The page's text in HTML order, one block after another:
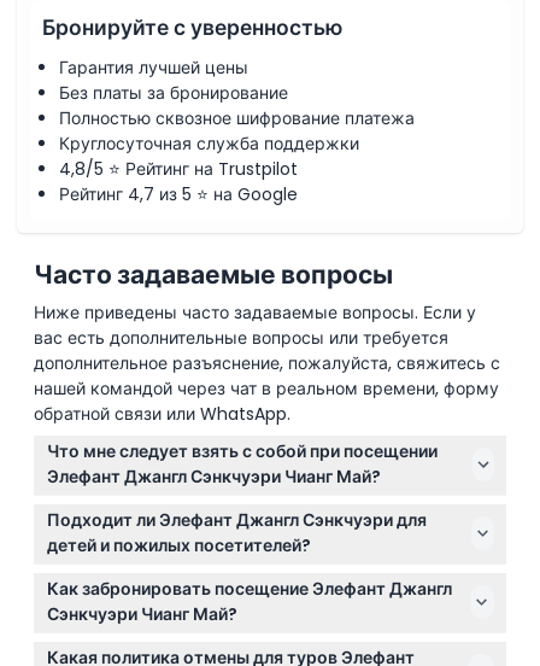
Бронируйте с уверенностью
Гарантия лучшей цены
Без платы за бронирование
Полностью сквозное шифрование платежа
Круглосуточная служба поддержки
4,8/5 ⭐ Рейтинг на Trustpilot
Рейтинг 4,7 из 5 ⭐ на Google
Часто задаваемые вопросы
Ниже приведены часто задаваемые вопросы. Если у
вас есть дополнительные вопросы или требуется
дополнительное разъяснение, пожалуйста, свяжитесь с
нашей командой через чат в реальном времени, форму
обратной связи или WhatsApp.
Что мне следует взять с собой при посещении
Элефант Джангл Сэнкчуэри Чианг Май?
Возьмите шляпу, купальник, солнцезащитный крем,
средство от насекомых, полотенце, удобную обувь
для прогулок, сменную сухую одежду и камеру,
чтобы запечатлеть свой опыт.
Подходит ли Элефант Джангл Сэнкчуэри для
детей и пожилых посетителей?
Да! Дети в возрасте от 4 до 10 лет платят детскую
цену, а дети младше 4 лет посещают бесплатно с
сопровождением. Взрослые до 99 лет также могут
присоединиться и взаимодействовать со слонами.
Как забронировать посещение Элефант Джангл
Сэнкчуэри Чианг Май?
Вы можете легко забронировать предпочитаемую
Какая политика отмены для туров Элефант